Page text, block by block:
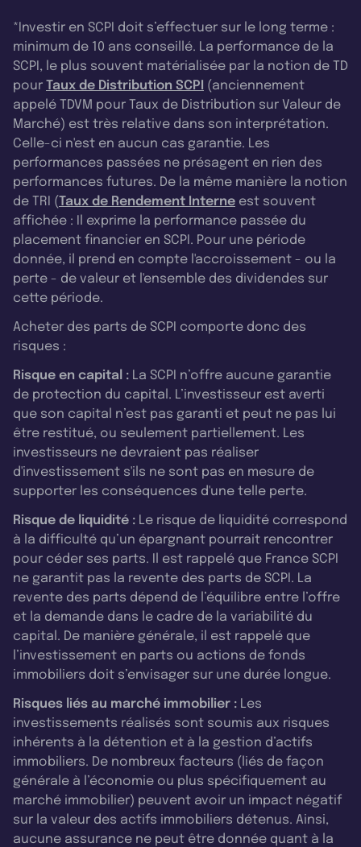
*Investir en SCPI doit s’effectuer sur le long terme :
minimum de 10 ans conseillé. La performance de la
SCPI, le plus souvent matérialisée par la notion de TD
pour Taux de Distribution SCPI (anciennement
appelé TDVM pour Taux de Distribution sur Valeur de
Marché) est très relative dans son interprétation.
Celle-ci n'est en aucun cas garantie. Les
performances passées ne présagent en rien des
performances futures. De la même manière la notion
de TRI (Taux de Rendement Interne est souvent
affichée : Il exprime la performance passée du
placement financier en SCPI. Pour une période
donnée, il prend en compte l'accroissement - ou la
perte - de valeur et l'ensemble des dividendes sur
cette période.
Acheter des parts de SCPI comporte donc des
risques :
Risque en capital : La SCPI n’offre aucune garantie
de protection du capital. L’investisseur est averti
que son capital n’est pas garanti et peut ne pas lui
être restitué, ou seulement partiellement. Les
investisseurs ne devraient pas réaliser
d'investissement s'ils ne sont pas en mesure de
supporter les conséquences d'une telle perte.
Risque de liquidité : Le risque de liquidité correspond
à la difficulté qu’un épargnant pourrait rencontrer
pour céder ses parts. Il est rappelé que France SCPI
ne garantit pas la revente des parts de SCPI. La
revente des parts dépend de l’équilibre entre l’offre
et la demande dans le cadre de la variabilité du
capital. De manière générale, il est rappelé que
l’investissement en parts ou actions de fonds
immobiliers doit s’envisager sur une durée longue.
Risques liés au marché immobilier : Les
investissements réalisés sont soumis aux risques
inhérents à la détention et à la gestion d’actifs
immobiliers. De nombreux facteurs (liés de façon
générale à l’économie ou plus spécifiquement au
marché immobilier) peuvent avoir un impact négatif
sur la valeur des actifs immobiliers détenus. Ainsi,
aucune assurance ne peut être donnée quant à la